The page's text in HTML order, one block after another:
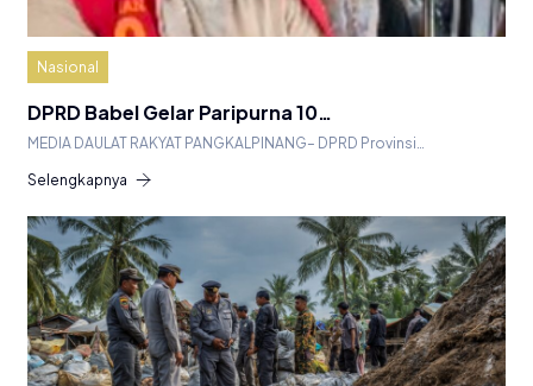
Nasional
DPRD Babel Gelar Paripurna 10…
MEDIA DAULAT RAKYAT PANGKALPINANG– DPRD Provinsi…
Selengkapnya